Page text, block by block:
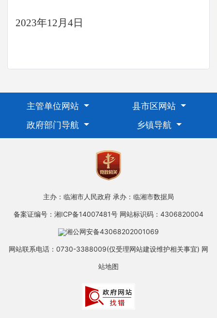
2023年12月 4日
主管单位网站
县市区网站
政府部门导航
乡镇导航
主办：临湘市人民政府 承办：临湘市数据局
备案证编号：湘ICP备14007481号 网站标识码：4306820004
湘公网安备43068202001069
网站联系电话：0730-3388009(仅受理网站建设维护相关事宜) 网
站地图